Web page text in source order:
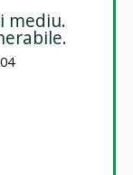
mediu.